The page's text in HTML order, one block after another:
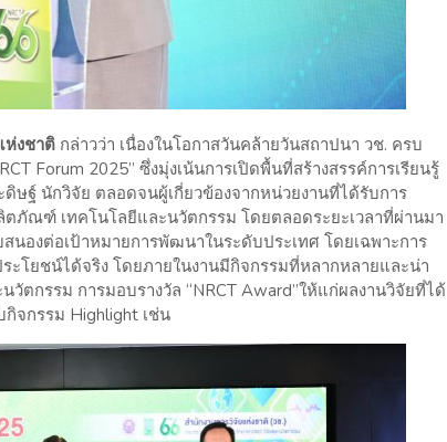
ห่งชาติกล่าวว่า เนื่องในโอกาสวันคล้ายวันสถาปนา วช. ครบ
Forum 2025” ซึ่งมุ่งเน้นการเปิดพื้นที่สร้างสรรค์การเรียนรู้
ษฐ์ นักวิจัย ตลอดจนผู้เกี่ยวข้องจากหน่วยงานที่ได้รับการ
ภัณฑ์ เทคโนโลยีและนวัตกรรม โดยตลอดระยะเวลาที่ผ่านมา
นองต่อเป้าหมายการพัฒนาในระดับประเทศ โดยเฉพาะการ
โยชน์ได้จริง โดยภายในงานมีกิจกรรมที่หลากหลายและน่า
ตกรรม การมอบรางวัล “NRCT Award”ให้แก่ผลงานวิจัยที่ได้
จกรรม Highlight เช่น